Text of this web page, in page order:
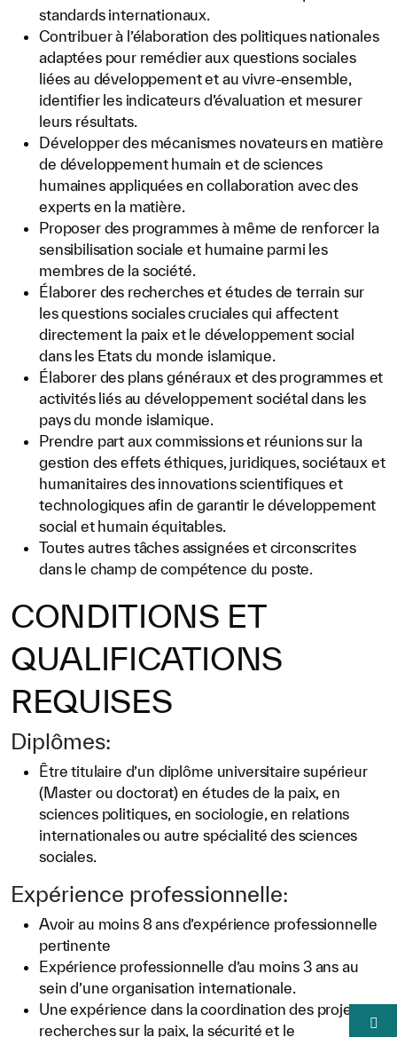
Devenir partenaire
Soutien et dons
©Copyright ICESCO. Tous droits réservés.
Politique de confidentialité
Politique et procédure concernant l’IA
PPSSI
Droit d’auteur
Clause de non-responsabilité
standards internationaux.
Contribuer à l’élaboration des politiques nationales
adaptées pour remédier aux questions sociales
liées au développement et au vivre-ensemble,
identifier les indicateurs d’évaluation et mesurer
leurs résultats.
Développer des mécanismes novateurs en matière
de développement humain et de sciences
humaines appliquées en collaboration avec des
experts en la matière.
Proposer des programmes à même de renforcer la
sensibilisation sociale et humaine parmi les
membres de la société.
Élaborer des recherches et études de terrain sur
les questions sociales cruciales qui affectent
directement la paix et le développement social
dans les Etats du monde islamique.
Élaborer des plans généraux et des programmes et
activités liés au développement sociétal dans les
pays du monde islamique.
Prendre part aux commissions et réunions sur la
gestion des effets éthiques, juridiques, sociétaux et
humanitaires des innovations scientifiques et
technologiques afin de garantir le développement
social et humain équitables.
Toutes autres tâches assignées et circonscrites
dans le champ de compétence du poste.
CONDITIONS ET
QUALIFICATIONS
REQUISES
Diplômes:
Être titulaire d’un diplôme universitaire supérieur
(Master ou doctorat) en études de la paix, en
sciences politiques, en sociologie, en relations
internationales ou autre spécialité des sciences
sociales.
Expérience professionnelle:
Avoir au moins 8 ans d’expérience professionnelle
pertinente
Expérience professionnelle d’au moins 3 ans au
sein d’une organisation internationale.
Une expérience dans la coordination des projets et
recherches sur la paix, la sécurité et le